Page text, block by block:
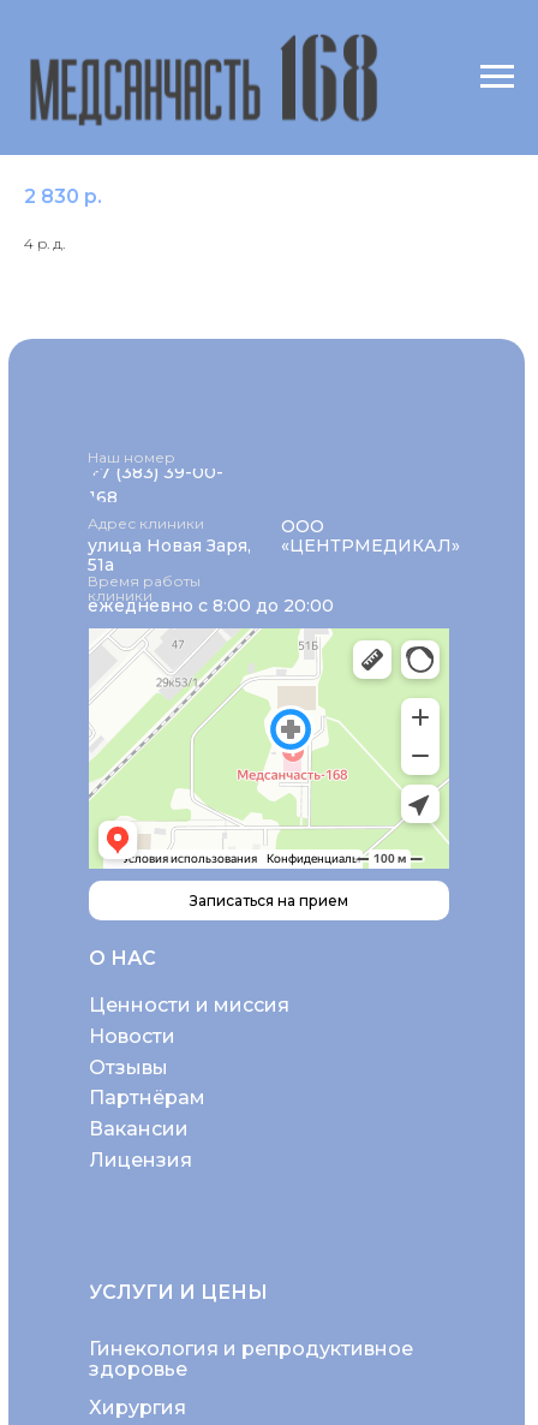
с210 Тетракаин & Дикаин /Tetracain IgE,
2 830 р.
4 р. д.
О НАС
Ценности и миссия
Новости
+7 (383) 39-00-
168
Отзывы
Партнёрам
Вакансии
Лицензия
Хирургия
Гинекология и репродуктивное
здоровье
УСЛУГИ И ЦЕНЫ
Наш номер
ежедневно с 8:00 до 20:00
Время работы
клиники
Адрес клиники
улица Новая Заря,
51а
ООО
«ЦЕНТРМЕДИКАЛ»
Записаться на прием